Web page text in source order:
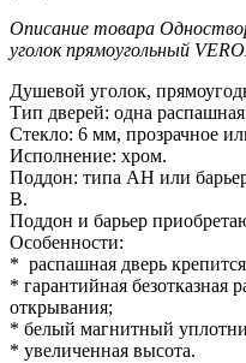
Описание товара
уголок прямоугольный
Душевой уголок,
Тип дверей: одна распашная
Стекло: 6 мм, прозрачное
Исполнение: хром.
Поддон: типа AH или
B.
Поддон и барьер
Особенности:
* распашная дверь
* гарантийная безотказная
открывания;
* белый магнитный
* увеличенная высота.